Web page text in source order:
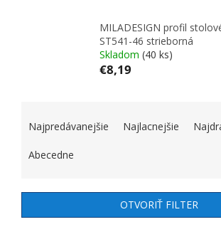
MILADESIGN profil
ST541-46 strieborná
Skladom (40 ks)
€8,19
Najpredávanejšie Najlacnejšie
Abecedne
OTVORIŤ FILTER